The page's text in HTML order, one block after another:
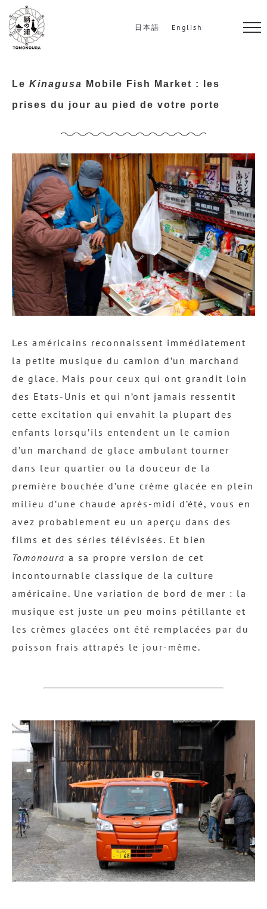
Le Kinagusa Mobile Fish Market : les
prises du jour au pied de votre porte
Les américains reconnaissent immédiatement
la petite musique du camion d’un marchand
de glace. Mais pour ceux qui ont grandit loin
des Etats-Unis et qui n’ont jamais ressentit
cette excitation qui envahit la plupart des
enfants lorsqu’ils entendent un le camion
d’un marchand de glace ambulant tourner
dans leur quartier ou la douceur de la
première bouchée d’une crème glacée en plein
milieu d’une chaude après-midi d’été, vous en
avez probablement eu un aperçu dans des
films et des séries télévisées. Et bien
Tomonoura a sa propre version de cet
incontournable classique de la culture
américaine. Une variation de bord de mer : la
musique est juste un peu moins pétillante et
les crèmes glacées ont été remplacées par du
poisson frais attrapés le jour-même.
日本語 English